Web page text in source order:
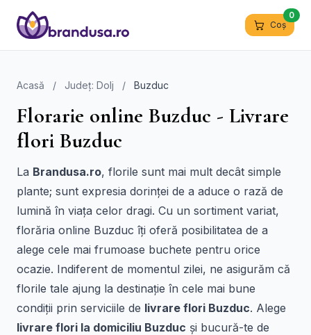
Coș
0
Acasă / Județ: Dolj / Buzduc
Florarie online Buzduc - Livrare
flori Buzduc
La Brandusa.ro, florile sunt mai mult decât simple
plante; sunt expresia dorinței de a aduce o rază de
lumină în viața celor dragi. Cu un sortiment variat,
florăria online Buzduc îți oferă posibilitatea de a
alege cele mai frumoase buchete pentru orice
ocazie. Indiferent de momentul zilei, ne asigurăm că
florile tale ajung la destinație în cele mai bune
condiții prin serviciile de livrare flori Buzduc. Alege
livrare flori la domiciliu Buzduc și bucură-te de